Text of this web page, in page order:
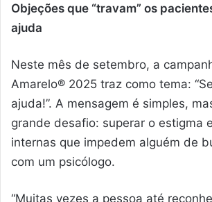
Objeções que “travam” os
ajuda
Neste mês de setembro, a
Amarelo® 2025 traz como tema:
ajuda!”. A mensagem é simples,
grande desafio: superar o estigma
internas que impedem alguém de
com um psicólogo.
“Muitas vezes a pessoa até